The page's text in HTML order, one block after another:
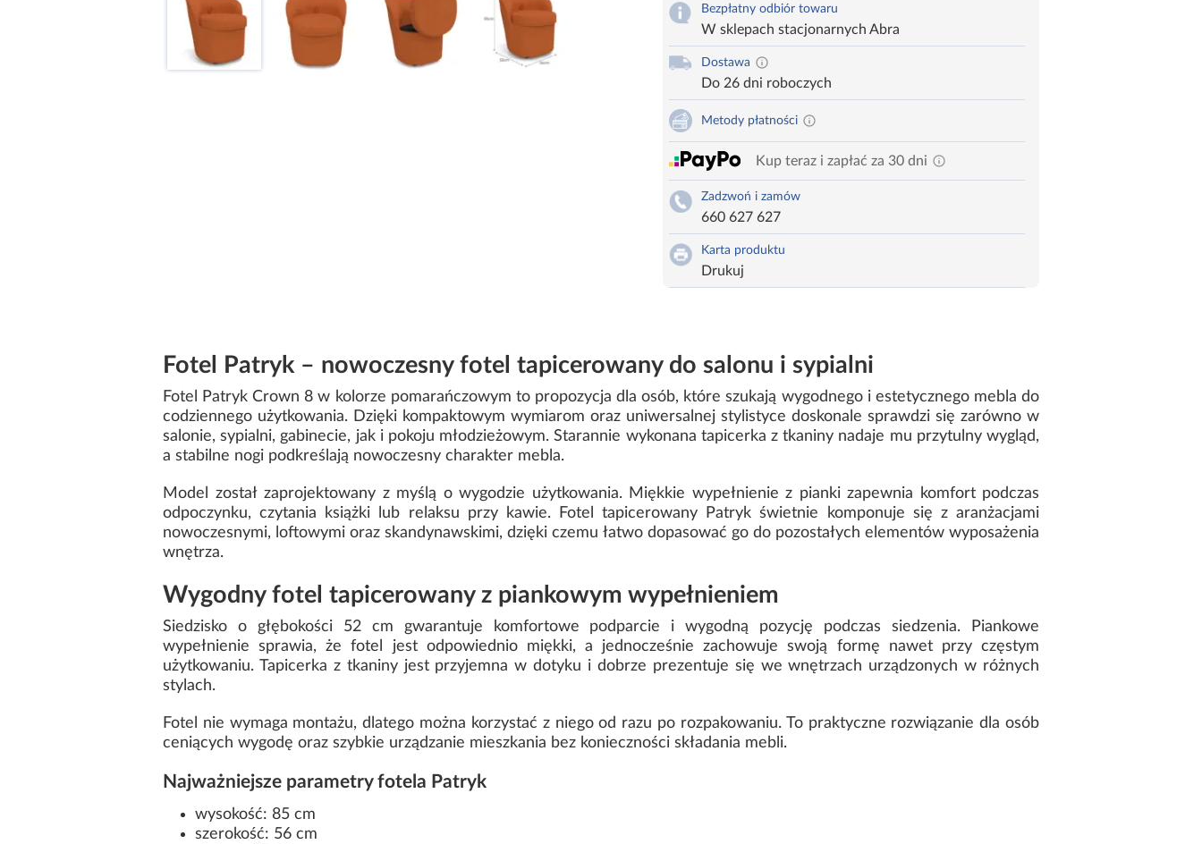
Bezpłatny odbiór towaru
W sklepach stacjonarnych Abra
Dostawa
Do 26 dni roboczych
Metody płatności
Kup teraz i zapłać za 30 dni
Zadzwoń i zamów
660 627 627
Karta produktu
Drukuj
Fotel Patryk – nowoczesny fotel tapicerowany do salonu i sypialni
Fotel Patryk Crown 8 w kolorze pomarańczowym to propozycja dla osób, które szukają wygodnego i estetycznego mebla do
codziennego użytkowania. Dzięki kompaktowym wymiarom oraz uniwersalnej stylistyce doskonale sprawdzi się zarówno w
salonie, sypialni, gabinecie, jak i pokoju młodzieżowym. Starannie wykonana tapicerka z tkaniny nadaje mu przytulny wygląd,
a stabilne nogi podkreślają nowoczesny charakter mebla.
Model został zaprojektowany z myślą o wygodzie użytkowania. Miękkie wypełnienie z pianki zapewnia komfort podczas
odpoczynku, czytania książki lub relaksu przy kawie. Fotel tapicerowany Patryk świetnie komponuje się z aranżacjami
nowoczesnymi, loftowymi oraz skandynawskimi, dzięki czemu łatwo dopasować go do pozostałych elementów wyposażenia
wnętrza.
Wygodny fotel tapicerowany z piankowym wypełnieniem
Siedzisko o głębokości 52 cm gwarantuje komfortowe podparcie i wygodną pozycję podczas siedzenia. Piankowe
wypełnienie sprawia, że fotel jest odpowiednio miękki, a jednocześnie zachowuje swoją formę nawet przy częstym
użytkowaniu. Tapicerka z tkaniny jest przyjemna w dotyku i dobrze prezentuje się we wnętrzach urządzonych w różnych
stylach.
Fotel nie wymaga montażu, dlatego można korzystać z niego od razu po rozpakowaniu. To praktyczne rozwiązanie dla osób
ceniących wygodę oraz szybkie urządzanie mieszkania bez konieczności składania mebli.
Najważniejsze parametry fotela Patryk
wysokość: 85 cm
szerokość: 56 cm